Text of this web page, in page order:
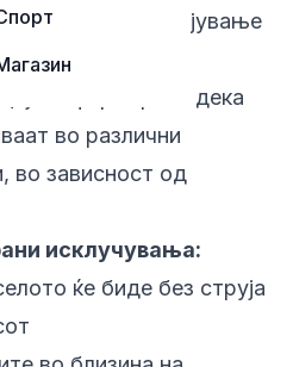
останат без напојување
информираат дека
во различни
во зависност од
исклучувања:
ќе биде без струја